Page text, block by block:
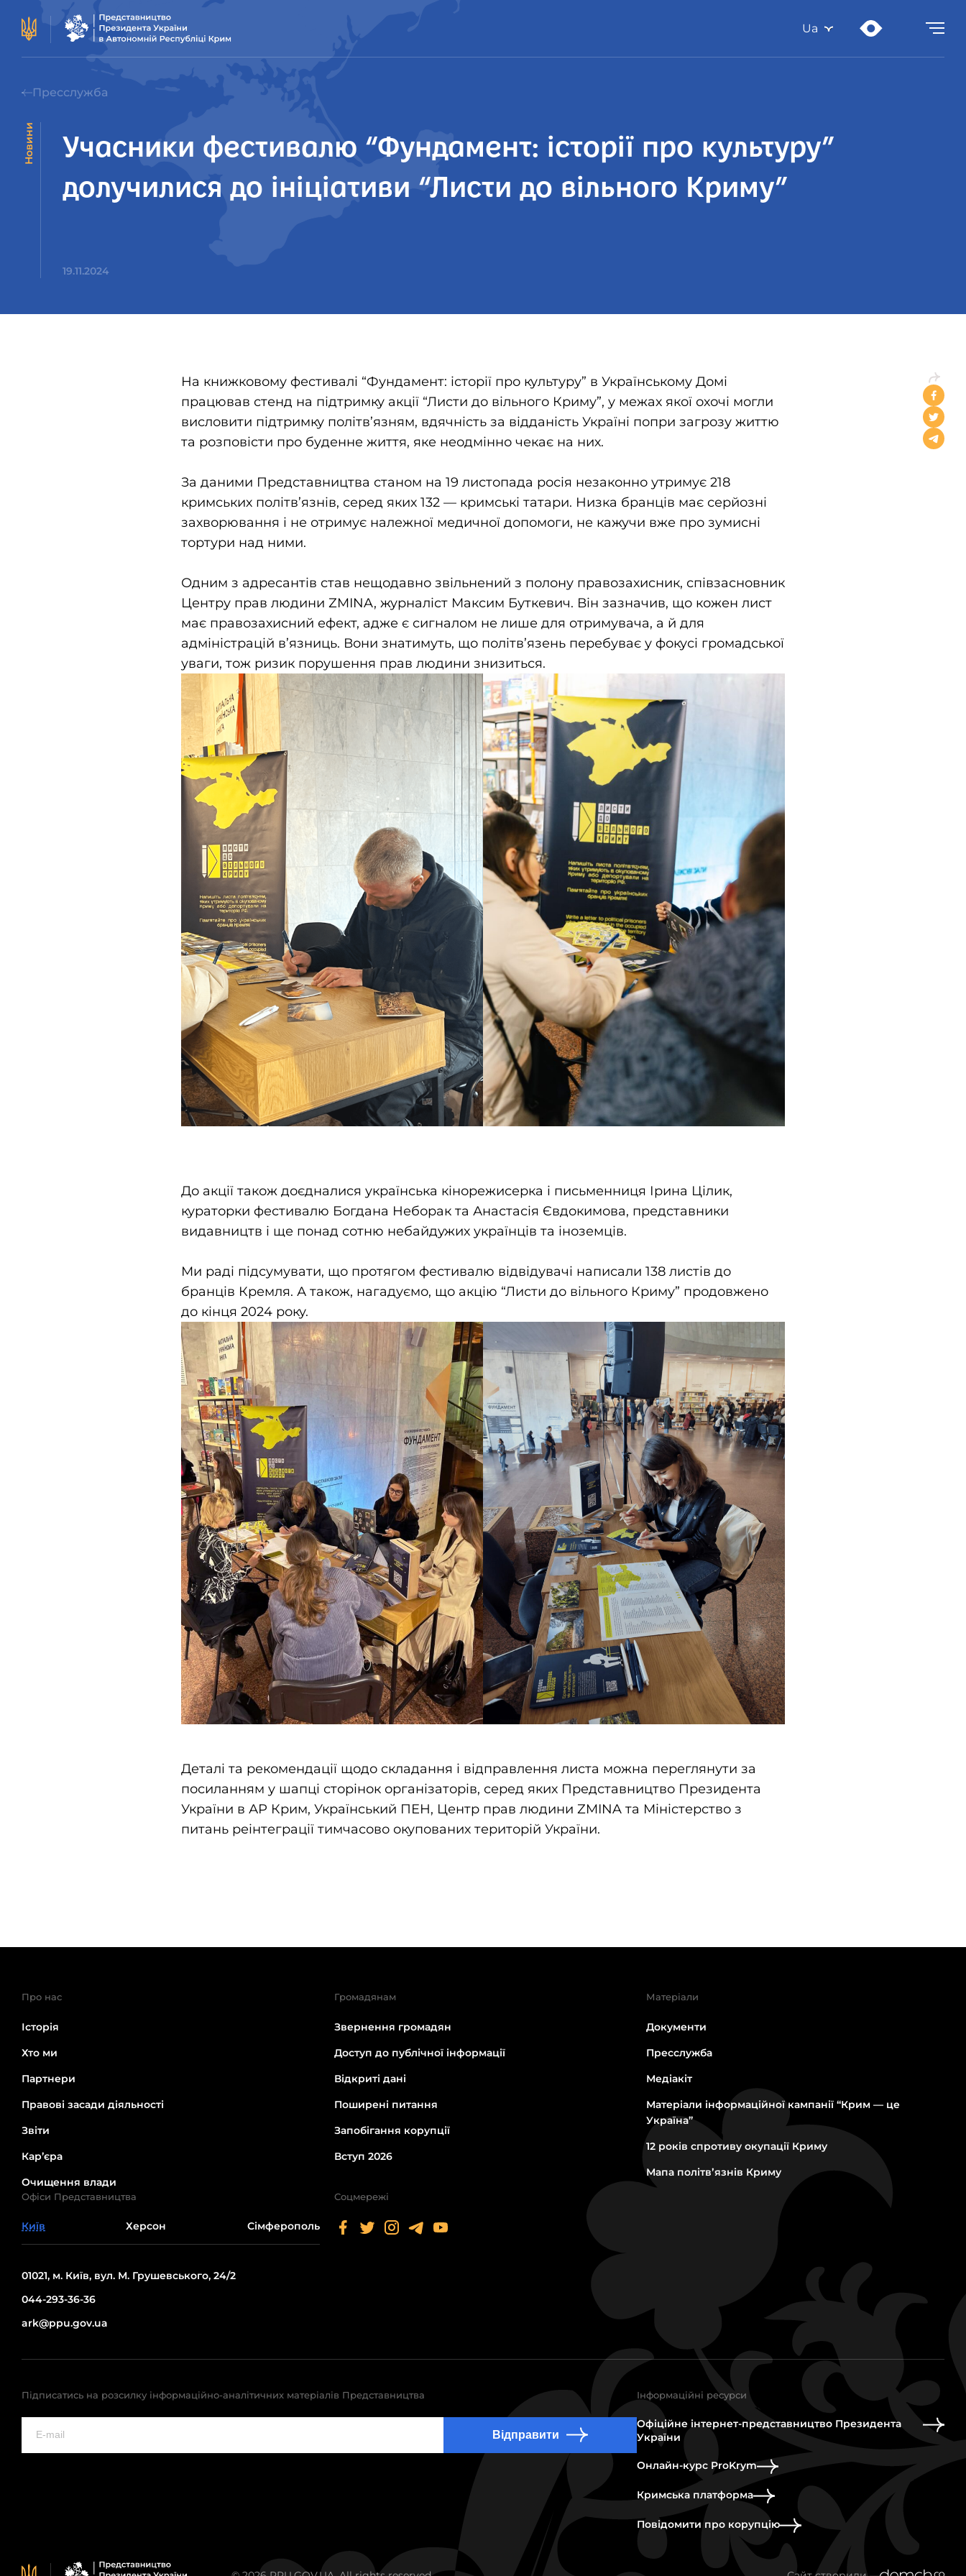
Ua
Пресслужба
Новини
Учасники фестивалю “Фундамент: історії про культуру”
долучилися до ініціативи “Листи до вільного Криму”
19.11.2024
На книжковому фестивалі “Фундамент: історії про культуру” в Українському Домі
працював стенд на підтримку акції “Листи до вільного Криму”, у межах якої охочі могли
висловити підтримку політв’язням, вдячність за відданість Україні попри загрозу життю
та розповісти про буденне життя, яке неодмінно чекає на них.
За даними Представництва станом на 19 листопада росія незаконно утримує 218
кримських політв’язнів, серед яких 132 — кримські татари. Низка бранців має серйозні
захворювання і не отримує належної медичної допомоги, не кажучи вже про зумисні
тортури над ними.
Одним з адресантів став нещодавно звільнений з полону правозахисник, співзасновник
Центру прав людини ZMINA, журналіст Максим Буткевич. Він зазначив, що кожен лист
має правозахисний ефект, адже є сигналом не лише для отримувача, а й для
адміністрацій в’язниць. Вони знатимуть, що політв’язень перебуває у фокусі громадської
уваги, тож ризик порушення прав людини знизиться.
До акції також доєдналися українська кінорежисерка і письменниця Ірина Цілик,
кураторки фестивалю Богдана Неборак та Анастасія Євдокимова, представники
видавництв і ще понад сотню небайдужих українців та іноземців.
Ми раді підсумувати, що протягом фестивалю відвідувачі написали 138 листів до
бранців Кремля. А також, нагадуємо, що акцію “Листи до вільного Криму” продовжено
до кінця 2024 року.
Деталі та рекомендації щодо складання і відправлення листа можна переглянути за
посиланням у шапці сторінок організаторів, серед яких Представництво Президента
України в АР Крим, Український ПЕН, Центр прав людини ZMINA та Міністерство з
питань реінтеграції тимчасово окупованих територій України.
Про нас
Історія
Хто ми
Партнери
Правові засади діяльності
Звіти
Кар’єра
Очищення влади
Громадянам
Звернення громадян
Доступ до публічної інформації
Відкриті дані
Поширені питання
Запобігання корупції
Вступ 2026
Матеріали
Документи
Пресслужба
Медіакіт
Матеріали інформаційної кампанії “Крим — це
Україна”
12 років спротиву окупації Криму
Мапа політвʼязнів Криму
Офіси Представництва
Київ Херсон Сімферополь
01021, м. Київ, вул. М. Грушевського, 24/2
044-293-36-36
ark@ppu.gov.ua
Соцмережі
Підписатись на розсилку інформаційно-аналітичних матеріалів Представництва
Відправити
Інформаційні ресурси
Офіційне інтернет-представництво Президента
України
Онлайн-курс ProKrym
Кримська платформа
Повідомити про корупцію